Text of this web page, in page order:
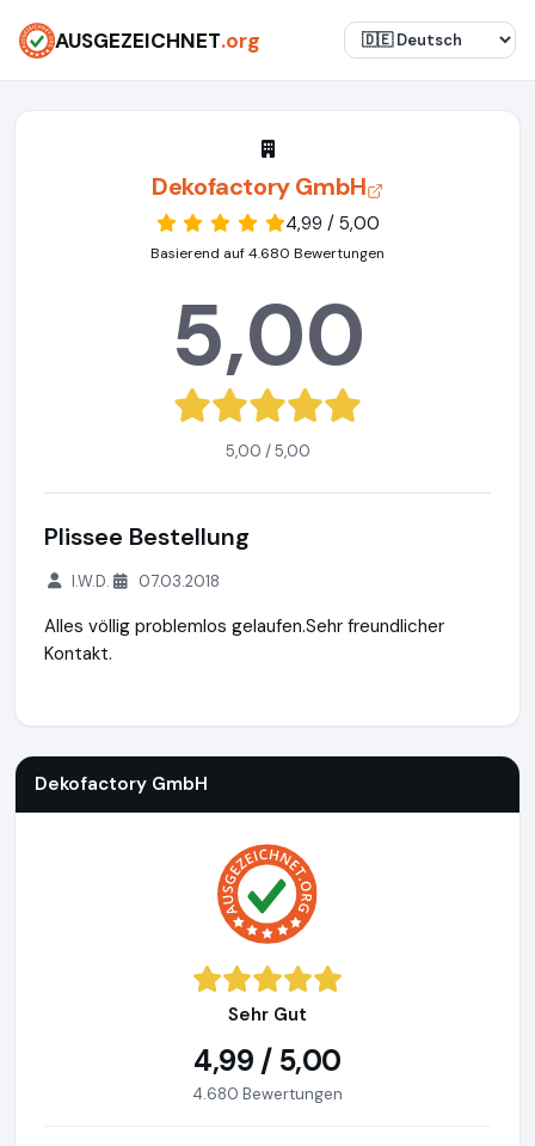
AUSGEZEICHNET.org
Dekofactory GmbH
4,99 / 5,00
Basierend auf 4.680 Bewertungen
5,00
5,00 / 5,00
Plissee Bestellung
I.W.D. 07.03.2018
Alles völlig problemlos gelaufen.Sehr freundlicher
Kontakt.
Dekofactory GmbH
Sehr Gut
4,99 / 5,00
4.680 Bewertungen